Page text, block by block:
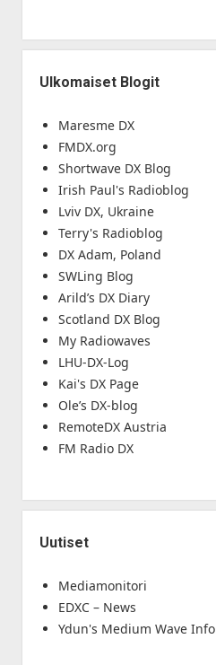
Ulkomaiset Blogit
Maresme DX
FMDX.org
Shortwave DX Blog
Irish Paul's Radioblog
Lviv DX, Ukraine
Terry's Radioblog
DX Adam, Poland
SWLing Blog
Arild’s DX Diary
Scotland DX Blog
My Radiowaves
LHU-DX-Log
Kai's DX Page
Ole’s DX-blog
RemoteDX Austria
FM Radio DX
Uutiset
Mediamonitori
EDXC – News
Ydun's Medium Wave Info